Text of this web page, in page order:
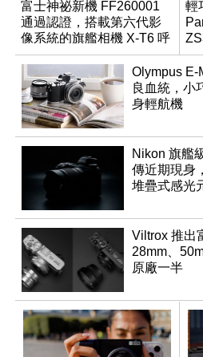
富士神祕新機 FF260001
通過認證，搭載第六代影
像系統的旗艦相機 X-T6 呼
之欲出？
輕
15
Olympus E-
良血統，小
身輕航機
Nikon 旗艦
傳近期現身
堆疊式感光
Viltrox 推出
28mm、
原廠一半